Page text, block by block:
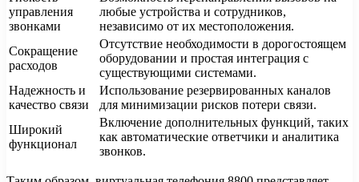
управления
звонками
любые устройства и сотрудников,
независимо от их местоположения.
Сокращение
расходов
Отсутствие необходимости в дорогостоящем
оборудовании и простая интеграция с
существующими системами.
Надежность и
качество связи
Использование резервированных каналов
для минимизации рисков потери связи.
Широкий
функционал
Включение дополнительных функций, таких
как автоматические ответчики и аналитика
звонков.